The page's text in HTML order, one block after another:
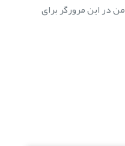
در این مرورگر برای